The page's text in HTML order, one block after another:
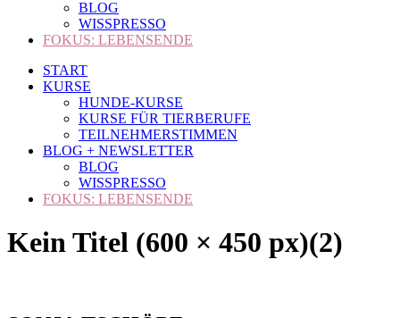
BLOG
WISSPRESSO
FOKUS: LEBENSENDE
START
KURSE
HUNDE-KURSE
KURSE FÜR TIERBERUFE
TEILNEHMERSTIMMEN
BLOG + NEWSLETTER
BLOG
WISSPRESSO
FOKUS: LEBENSENDE
Kein Titel (600 × 450 px)(2)